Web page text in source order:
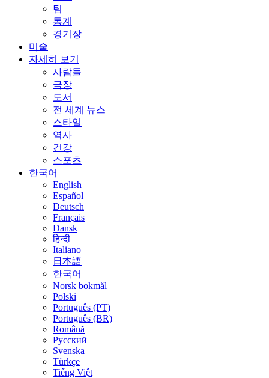
팀
통계
경기장
미술
자세히 보기
사람들
극장
도서
전 세계 뉴스
스타일
역사
건강
스포츠
한국어
English
Español
Deutsch
Français
Dansk
हिन्दी
Italiano
日本語
한국어
Norsk bokmål
Polski
Português (PT)
Português (BR)
Română
Русский
Svenska
Türkçe
Tiếng Việt